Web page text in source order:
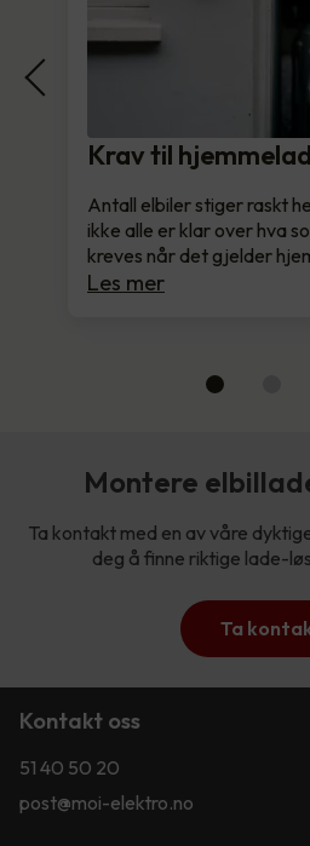
Krav til
Antall elbiler stiger raskt
ikke alle er klar over hva
kreves når det gjelder
Les mer
Montere
Ta kontakt med en av våre
deg å finne riktige lade-
Ta
Kontakt oss
51 40 50 20
post@moi-elektro.no